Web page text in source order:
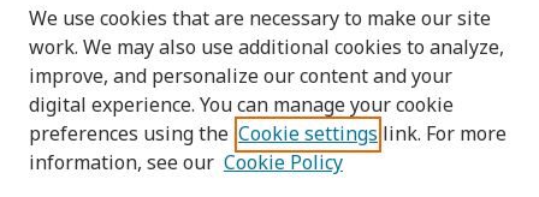
Browse
Collections
Disciplines
Authors
We use cookies that are necessary to make our site
work. We may also use additional cookies to analyze,
improve, and personalize our content and your
digital experience. You can manage your cookie
preferences using the Cookie settings link. For more
information, see our Cookie Policy